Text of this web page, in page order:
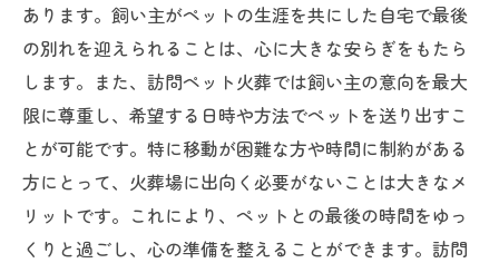
あります。飼い主がペットの生涯を共にした自宅で最後
の別れを迎えられることは、心に大きな安らぎをもたら
します。また、訪問ペット火葬では飼い主の意向を最大
限に尊重し、希望する日時や方法でペットを送り出すこ
とが可能です。特に移動が困難な方や時間に制約がある
方にとって、火葬場に出向く必要がないことは大きなメ
リットです。これにより、ペットとの最後の時間をゆっ
くりと過ごし、心の準備を整えることができます。訪問